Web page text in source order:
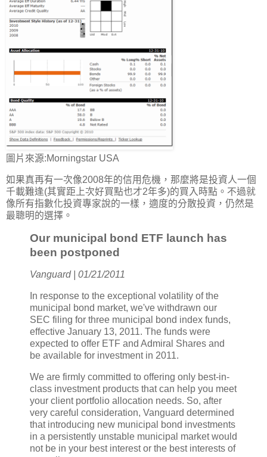
圖片來源:Morningstar USA
如果真再有一次像2008年的信用危機，那麼將是投資人一個
千載難逢(其實距上次好買點也才2年多)的買入時點。不過就
像所有指數化投資專家說的一樣，適度的分散投資，仍然是
最聰明的選擇。
Our municipal bond ETF launch has
been postponed
Vanguard | 01/21/2011
In response to the exceptional volatility of the
municipal bond market, we've withdrawn our
SEC filing for three municipal bond index funds,
effective January 13, 2011. The funds were
expected to offer ETF and Admiral Shares and
be available for investment in 2011.
We are firmly committed to offering only best-in-
class investment products that can help you meet
your client portfolio allocation needs. So, after
very careful consideration, Vanguard determined
that introducing new municipal bond investments
in a persistently unstable municipal market would
not be in your best interest or the best interests of